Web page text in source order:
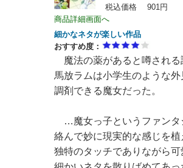
税込価格 901円
商品詳細画面へ
細かなネタが楽しい作品
おすすめ度：
魔法の薬があると噂される
馬放ラムは小学生のような
調剤できる魔女だった。
…魔女っ子というファンタ
絡んで妙に現実的な感じを
独特のタッチでありながら